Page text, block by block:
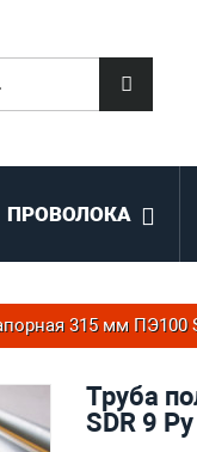
ПРОВОЛОКА
315 мм ПЭ100
Труба
SDR 9